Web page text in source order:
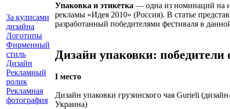
За кулисами
дизайна
Логотипы
Фирменный
стиль
Дизайн
Рекламный
ролик
Рекламная
фотография
Упаковка и этикетка — одна из номинаций на
рекламы «Идея 2010» (Россия). В статье
разработанный победителями фестиваля в
Дизайн упаковки: победители
І место
Дизайн упаковки грузинского чая Gurieli
Украина)